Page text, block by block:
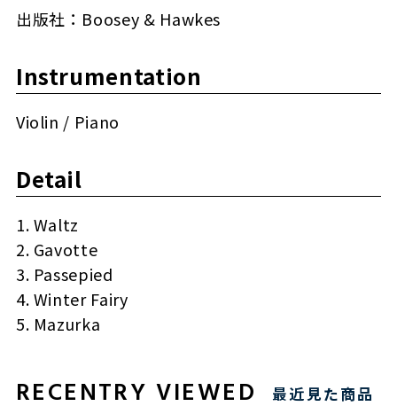
出版社：Boosey & Hawkes
Instrumentation
Violin / Piano
Detail
1. Waltz
2. Gavotte
3. Passepied
4. Winter Fairy
5. Mazurka
RECENTRY VIEWED 最近見た商品